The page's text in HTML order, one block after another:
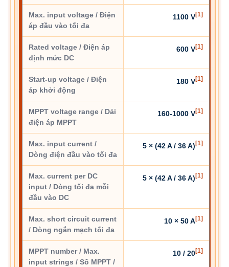
Max. input voltage / Điện
áp đầu vào tối đa
1100 V[1]
Rated voltage / Điện áp
định mức DC
600 V[1]
Start-up voltage / Điện
áp khởi động
180 V[1]
MPPT voltage range / Dải
điện áp MPPT
160-1000 V[1]
Max. input current /
Dòng điện đầu vào tối đa
5 × (42 A / 36 A) [1]
Max. current per DC
input / Dòng tối đa mỗi
đầu vào DC
5 × (42 A / 36 A) [1]
Max. short circuit current
/ Dòng ngắn mạch tối đa
10 × 50 A[1]
MPPT number / Max.
input strings / Số MPPT /
10 / 20[1]